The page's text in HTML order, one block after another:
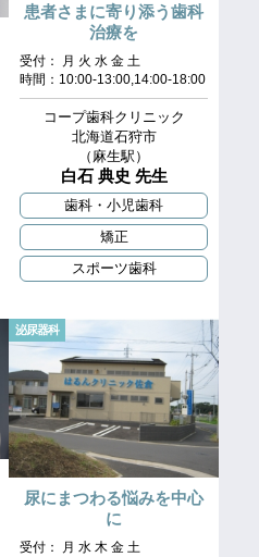
患者さまに寄り添う歯科
治療を
受付： 月 火 水 金 土
時間：10:00-13:00,14:00-18:00
コープ歯科クリニック
北海道石狩市
（麻生駅）
白石 典史 先生
歯科・小児歯科
矯正
スポーツ歯科
泌尿器科
尿にまつわる悩みを中心
に
受付： 月 水 木 金 土